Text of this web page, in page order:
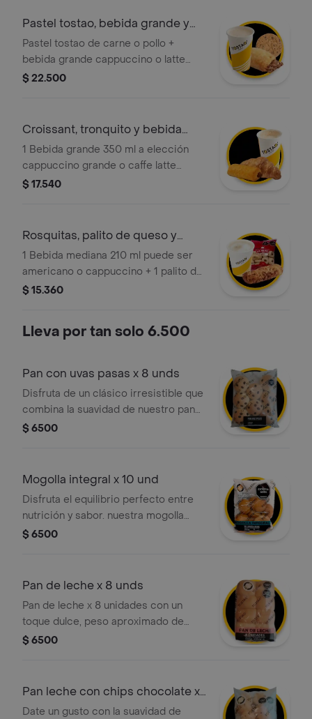
Pastel tostao, bebida grande y
galleta
Pastel tostao de carne o pollo +
bebida grande cappuccino o latte
caliente + galleta tostao de 50g de
$ 22.500
Croissant, tronquito y bebida
caliente
1 Bebida grande 350 ml a elección
cappuccino grande o caffe latte
grande + 1 croissant tostao + 1
$ 17.540
Rosquitas, palito de queso y
bebida
1 Bebida mediana 210 ml puede ser
americano o cappuccino + 1 palito de
queso mini tostao (tradicional o
$ 15.360
Lleva por tan solo 6.500
Pan con uvas pasas x 8 unds
Disfruta de un clásico irresistible que
combina la suavidad de nuestro pan
tradicional con el toque dulce y
para acompañar tu café, chocolate o
para un snack rápido a cualquier hora
del día.
$ 6500
Mogolla integral x 10 und
Disfruta el equilibrio perfecto entre
nutrición y sabor. nuestra mogolla
integral ofrece una miga suave y un
ligera. el toque artesanal de tostao'
$ 6500
Pan de leche x 8 unds
Pan de leche x 8 unidades con un
toque dulce, peso aproximado de
440g.
$ 6500
Pan leche con chips chocolate x
8 unds
Date un gusto con la suavidad de